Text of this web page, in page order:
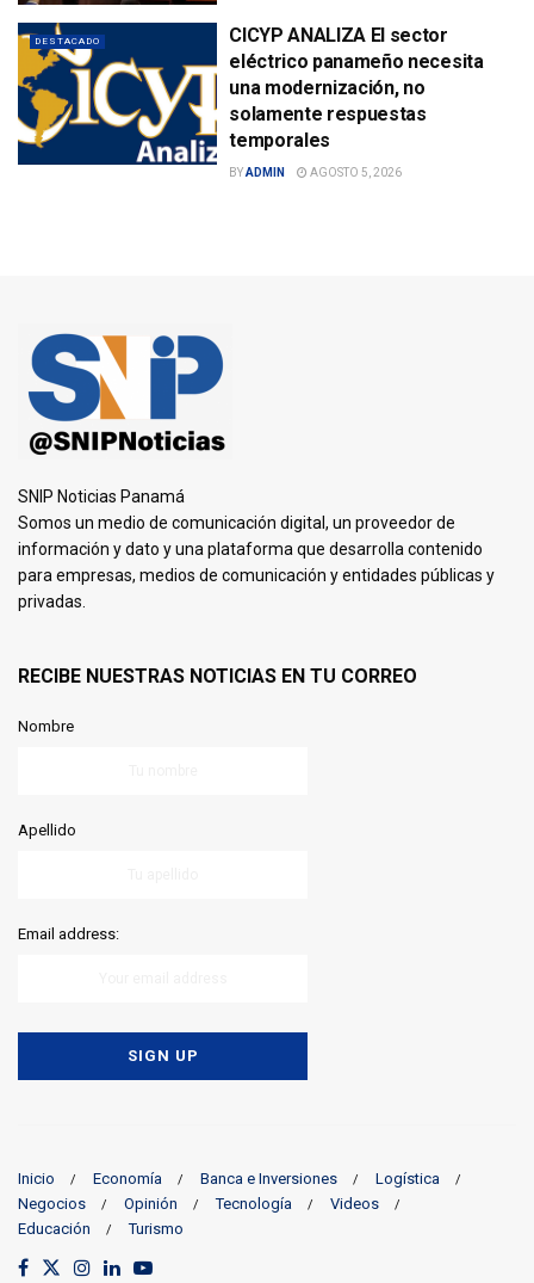
DESTACADO
CICYP ANALIZA El sector
eléctrico panameño necesita
una modernización, no
solamente respuestas
temporales
BYADMIN AGOSTO 5, 2026
SNIP Noticias Panamá
Somos un medio de comunicación digital, un proveedor de
información y dato y una plataforma que desarrolla contenido
para empresas, medios de comunicación y entidades públicas y
privadas.
RECIBE NUESTRAS NOTICIAS EN TU CORREO
Nombre
Apellido
Email address:
Inicio Economía Banca e Inversiones
Logística
Negocios
Opinión Tecnología
Videos
Educación
Turismo